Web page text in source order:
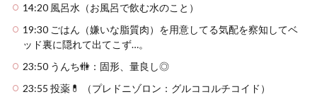
14:20 風呂水（お風呂で飲む水のこと）
19:30 ごはん（嫌いな脂質肉）を用意してる気配を察知してベ
ッド裏に隠れて出てこず…。
23:50 うんち🚻：固形、量良し◎
23:55 投薬💊 （プレドニゾロン：グルココルチコイド）